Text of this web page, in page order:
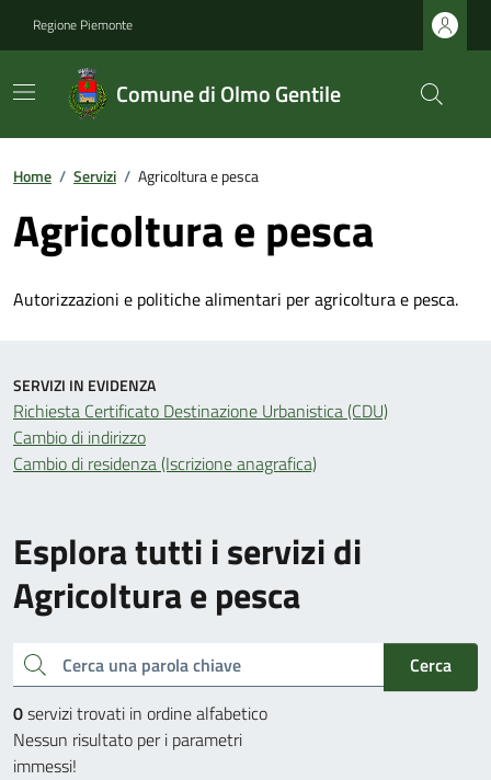
Regione Piemonte
Comune di Olmo Gentile
Home / Servizi / Agricoltura e pesca
Agricoltura e pesca
Autorizzazioni e politiche alimentari per agricoltura e pesca.
Esplora tutti i servizi di
Agricoltura e pesca
Cerca una parola chiave
Cerca
0servizi trovati in ordine alfabetico
Nessun risultato per i parametri
immessi!
SERVIZI IN EVIDENZA
Richiesta Certificato Destinazione Urbanistica (CDU)
Cambio di indirizzo
Cambio di residenza (Iscrizione anagrafica)